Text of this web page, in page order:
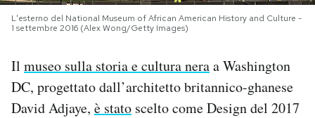
I MIEI PREFERITI
CALENDARIO
L'esterno del National Museum of African American History and Culture -
1 settembre 2016 (Alex Wong/Getty Images)
Il museo sulla storia e cultura neraa Washington
DC, progettato dall’architetto britannico-ghanese
David Adjaye, è stato scelto come Design del 2017